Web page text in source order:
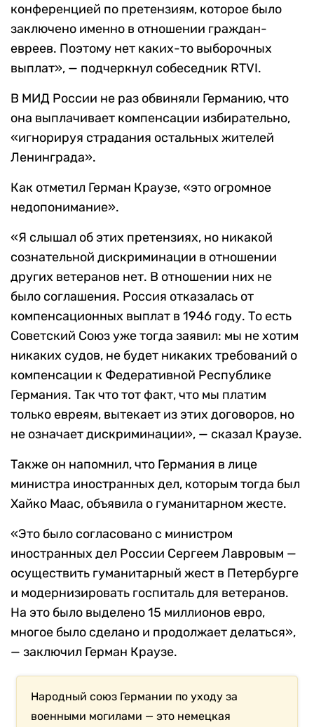
конференцией по претензиям, которое было
заключено именно в отношении граждан-
евреев. Поэтому нет каких-то выборочных
выплат», — подчеркнул собеседник RTVI.
В МИД России не раз обвиняли Германию, что
она выплачивает компенсации избирательно,
«игнорируя страдания остальных жителей
Ленинграда».
Как отметил Герман Краузе, «это огромное
недопонимание».
«Я слышал об этих претензиях, но никакой
сознательной дискриминации в отношении
других ветеранов нет. В отношении них не
было соглашения. Россия отказалась от
компенсационных выплат в 1946 году. То есть
Советский Союз уже тогда заявил: мы не хотим
никаких судов, не будет никаких требований о
компенсации к Федеративной Республике
Германия. Так что тот факт, что мы платим
только евреям, вытекает из этих договоров, но
не означает дискриминации», — сказал Краузе.
Также он напомнил, что Германия в лице
министра иностранных дел, которым тогда был
Хайко Маас, объявила о гуманитарном жесте.
«Это было согласовано с министром
иностранных дел России Сергеем Лавровым —
осуществить гуманитарный жест в Петербурге
и модернизировать госпиталь для ветеранов.
На это было выделено 15 миллионов евро,
многое было сделано и продолжает делаться»,
— заключил Герман Краузе.
Народный союз Германии по уходу за
военными могилами — это немецкая